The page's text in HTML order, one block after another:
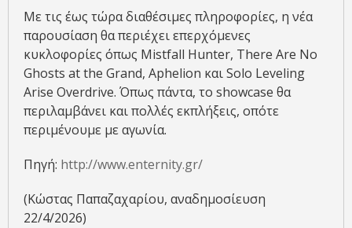
Με τις έως τώρα διαθέσιμες πληροφορίες, η νέα
παρουσίαση θα περιέχει επερχόμενες
κυκλοφορίες όπως Mistfall Hunter, There Are No
Ghosts at the Grand, Aphelion και Solo Leveling
Arise Overdrive. Όπως πάντα, το showcase θα
περιλαμβάνει και πολλές εκπλήξεις, οπότε
περιμένουμε με αγωνία.
Πηγή: http://www.enternity.gr/
(Κώστας Παπαζαχαρίου, αναδημοσίευση
22/4/2026)